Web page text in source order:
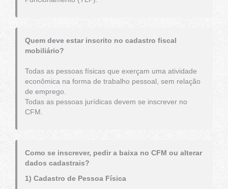
Quem deve estar inscrito no cadastro fiscal
mobiliário?
Todas as pessoas físicas que exerçam uma atividade
econômica na forma de trabalho pessoal, sem relação
de emprego.
Todas as pessoas jurídicas devem se inscrever no
CFM.
Como se inscrever, pedir a baixa no CFM ou alterar
dados cadastrais?
1) Cadastro de Pessoa Física